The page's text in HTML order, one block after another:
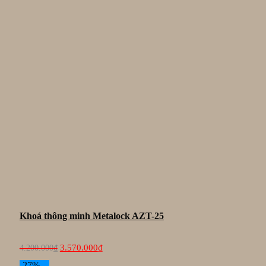
Khoá thông minh Metalock AZT-25
4.200.000₫
Giá
gốc
3.570.000₫Giá
hiện